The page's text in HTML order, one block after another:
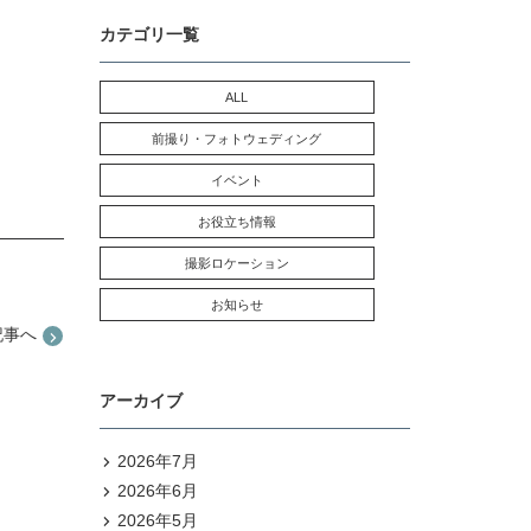
事へ
カテゴリ一覧
ALL
前撮り・フォトウェディング
イベント
お役立ち情報
撮影ロケーション
お知らせ
アーカイブ
2026年7月
2026年6月
2026年5月